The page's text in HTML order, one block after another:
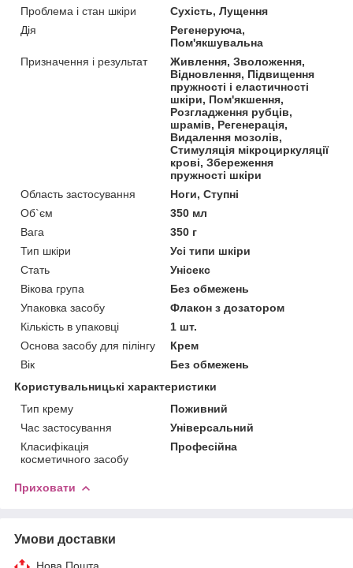
Проблема і стан шкіри
Сухість, Лущення
Дія
Регенеруюча,
Пом'якшувальна
Призначення і результат
Живлення, Зволоження,
Відновлення, Підвищення
пружності і еластичності
шкіри, Пом'якшення,
Розгладження рубців,
шрамів, Регенерація,
Видалення мозолів,
Стимуляція мікроциркуляції
крові, Збереження
пружності шкіри
Область застосування
Ноги, Ступні
Об`єм
350 мл
Вага
350 г
Тип шкіри
Усі типи шкіри
Стать
Унісекс
Вікова група
Без обмежень
Упаковка засобу
Флакон з дозатором
Кількість в упаковці
1 шт.
Основа засобу для пілінгу
Крем
Вік
Без обмежень
Користувальницькі характеристики
Тип крему
Поживний
Час застосування
Універсальний
Класифікація
косметичного засобу
Професійна
Приховати
Умови доставки
Нова Пошта